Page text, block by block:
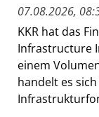
07.08.2026,
KKR hat das
Infrastructure
einem
handelt es